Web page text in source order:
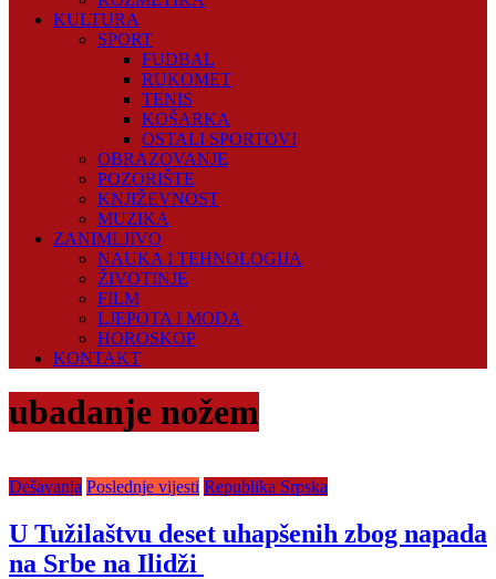
KULTURA
SPORT
FUDBAL
RUKOMET
TENIS
KOŠARKA
OSTALI SPORTOVI
OBRAZOVANJE
POZORIŠTE
KNJIŽEVNOST
MUZIKA
ZANIMLJIVO
NAUKA I TEHNOLOGIJA
ŽIVOTINJE
FILM
LJEPOTA I MODA
HOROSKOP
KONTAKT
ubadanje nožem
Dešavanja Poslednje vijesti Republika Srpska
U Tužilaštvu deset uhapšenih zbog napada
na Srbe na Ilidži